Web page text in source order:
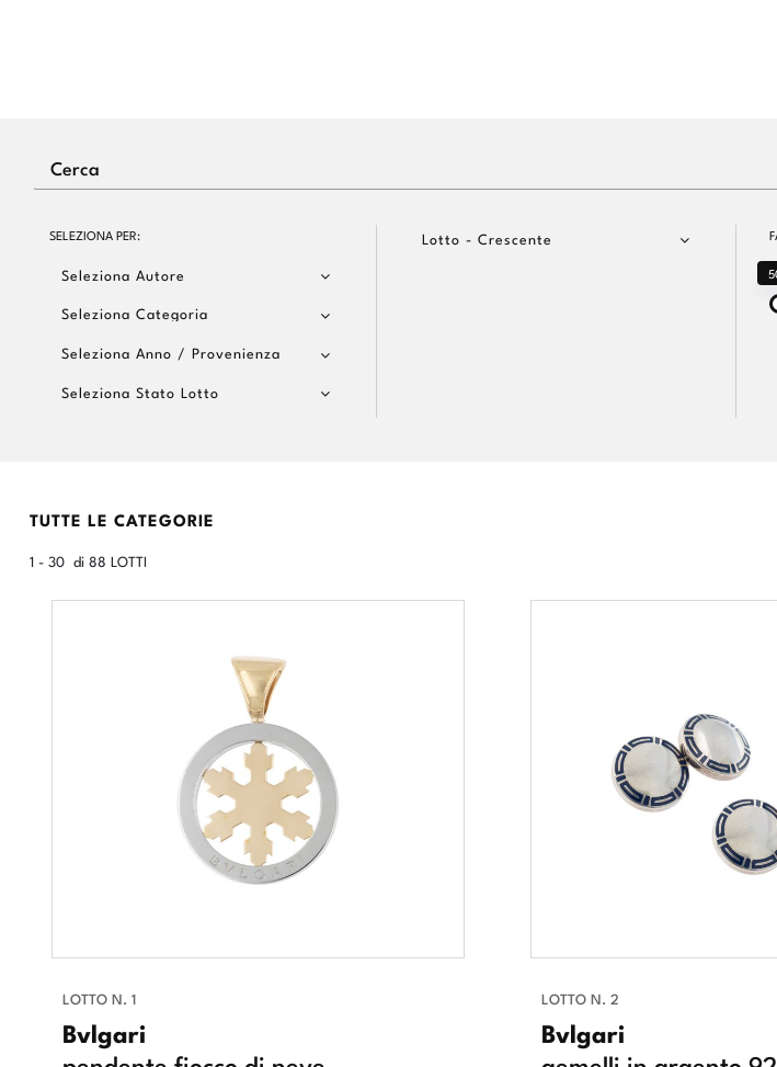
SELEZIONA PER:
Seleziona Autore
Seleziona Categoria
Seleziona Anno / Provenienza
Seleziona Stato Lotto
Lotto - Crescente
TUTTE LE CATEGORIE
1 - 30 di 88 LOTTI
LOTTO N. 1
Bvlgari
LOTTO N. 2
Bvlgari